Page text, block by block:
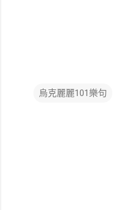
烏克麗麗101樂句